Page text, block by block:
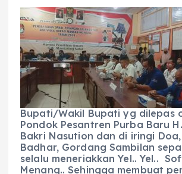
Bupati/Wakil Bupati yg dilepas
Pondok Pesantren Purba Baru
Bakri Nasution dan di iringi
Badhar, Gordang Sambilan
selalu meneriakkan Yel.. Yel..
Menang.. Sehingga membuat